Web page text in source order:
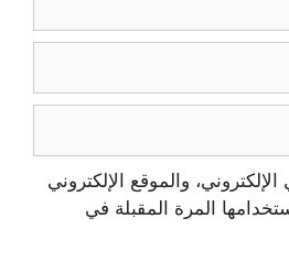
والموقع الإلكتروني
المرة المقبلة في